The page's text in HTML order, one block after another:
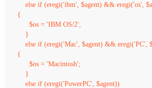
else if (eregi('ibm', $agent) && eregi('os',
{
      $os = 'IBM OS/2';
    }
else if (eregi('Mac', $agent) && eregi('PC',
{
      $os = 'Macintosh';
    }
    else if (eregi('PowerPC', $agent))